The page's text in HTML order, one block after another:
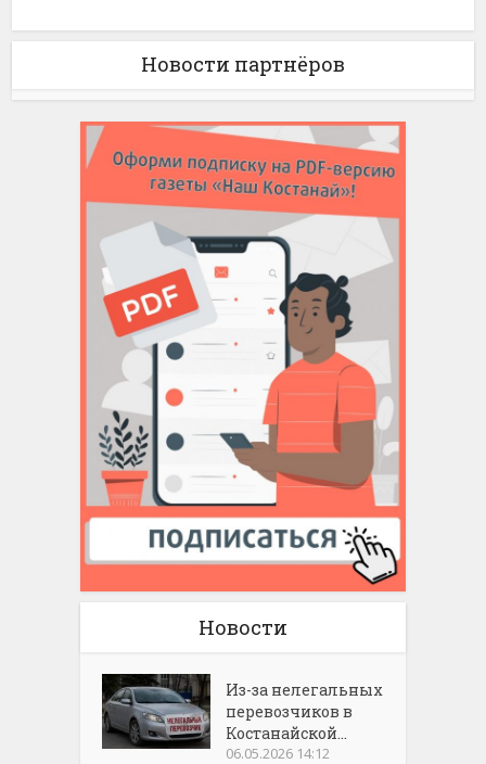
Новости партнёров
Новости
Из-за нелегальных
перевозчиков в
Костанайской...
06.05.2026 14:12